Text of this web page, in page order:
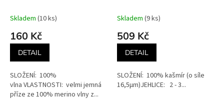
Skladem (10 ks)
160 Kč
DETAIL
SLOŽENÍ: 100%
vlna VLASTNOSTI: velmi jemná
příze ze 100% merino vlny z...
Skladem (9 ks)
509 Kč
DETAIL
SLOŽENÍ: 100% kašmír (o síle
16,5µm)JEHLICE: 2 - 3...